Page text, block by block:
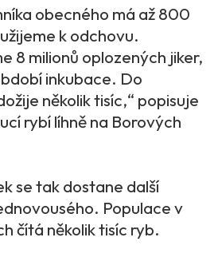
obecného má až 800
k odchovu.
8 milionů oplozených jiker,
inkubace. Do
několik tisíc,“ popisuje
rybí líhně na Borových
se tak dostane další
Populace v
čítá několik tisíc ryb.